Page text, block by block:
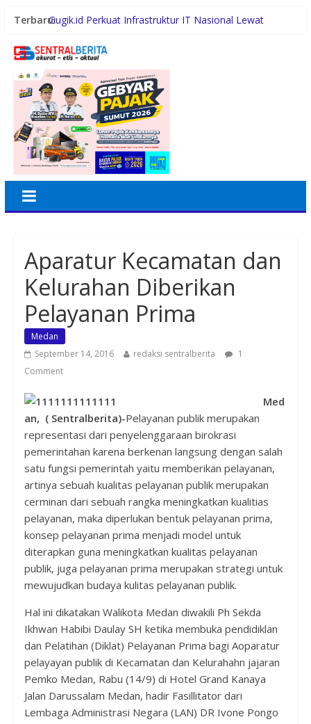
Terbaru:Gugik.id Perkuat Infrastruktur IT Nasional Lewat
Bursa Ketua IMI Bali Mulai Menghangat, Artha
Turut Diperbincangkan
Dukung Gaya Hidup Masyarakat dan Kesejahteraan
Hewan, KAI Logistik Layani Lebih dari 90 Ribu Hewan
Peliharaan pada Semester I 2026
Terima Audiensi BNKP, Gubernur Bobby Nasution
Paparkan Tiga Prioritas Pembangunan Kepulauan Nias
Swiss-Belhotel Rainforest: Oase Tropis di Tengah
Aparatur Kecamatan dan
Kelurahan Diberikan
Pelayanan Prima
Medan
September 14, 2016
redaksi sentralberita
1
Comment
Med
an, ( Sentralberita)-Pelayanan publik merupakan
representasi dari penyelenggaraan birokrasi
pemerintahan karena berkenan langsung dengan salah
satu fungsi pemerintah yaitu memberikan pelayanan,
artinya sebuah kualitas pelayanan publik merupakan
cerminan dari sebuah rangka meningkatkan kualitias
pelayanan, maka diperlukan bentuk pelayanan prima,
konsep pelayanan prima menjadi model untuk
diterapkan guna meningkatkan kualitas pelayanan
publik, juga pelayanan prima merupakan strategi untuk
mewujudkan budaya kulitas pelayanan publik.
Hal ini dikatakan Walikota Medan diwakili Ph Sekda
Ikhwan Habibi Daulay SH ketika membuka pendidiklan
dan Pelatihan (Diklat) Pelayanan Prima bagi Aoparatur
pelayayan publik di Kecamatan dan Kelurahahn jajaran
Pemko Medan, Rabu (14/9) di Hotel Grand Kanaya
Jalan Darussalam Medan, hadir Fasillitator dari
Lembaga Administrasi Negara (LAN) DR Ivone Pongo